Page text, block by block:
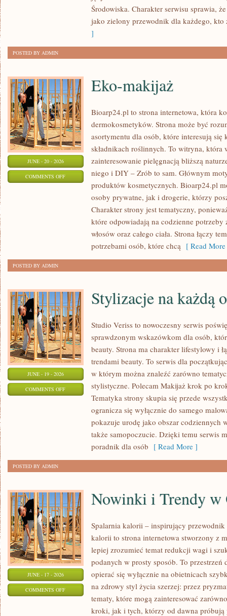
Środowiska. Charakter serwisu sprawia,
jako zielony przewodnik dla każdego, kto
]
POSTED BY ADMIN
JUNE - 20 - 2026
COMMENTS OFFON
Eko-makijaż
Bioarp24.pl to strona internetowa, która
dermokosmetyków. Strona może być
asortymentu dla osób, które interesują
składnikach roślinnych. To witryna, która
zainteresowanie pielęgnacją bliższą
niego i DIY – Zrób to sam. Głównym
produktów kosmetycznych. Bioarp24.pl
osoby prywatne, jak i drogerie, którzy
Charakter strony jest tematyczny,
które odpowiadają na codzienne potrzeby
włosów oraz całego ciała. Strona łączy
potrzebami osób, które chcą [ Read
POSTED BY ADMIN
JUNE - 19 - 2026
COMMENTS OFFON
STYLIZACJE
Stylizacje na każdą
Studio Veriss to nowoczesny serwis
sprawdzonym wskazówkom dla osób,
beauty. Strona ma charakter lifestylowy i
trendami beauty. To serwis dla
w którym można znaleźć zarówno
stylistyczne. Polecam Makijaż krok po
Tematyka strony skupia się przede
ogranicza się wyłącznie do samego
pokazuje urodę jako obszar codziennych
także samopoczucie. Dzięki temu serwis
poradnik dla osób [ Read More ]
POSTED BY ADMIN
JUNE - 17 - 2026
COMMENTS OFFON
Nowinki i Trendy w
Spalarnia kalorii – inspirujący
kalorii to strona internetowa stworzony z
lepiej zrozumieć temat redukcji wagi i
podanych w prosty sposób. To
opierać się wyłącznie na obietnicach
na zdrowy styl życia szerzej: przez
tematy, które mogą zainteresować
kroki, jak i tych, którzy od dawna